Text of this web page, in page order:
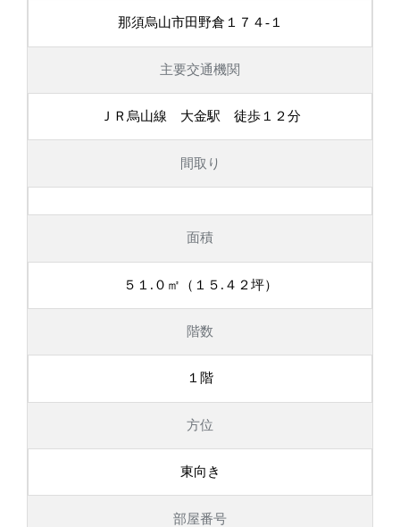
那須烏山市田野倉１７４-１
主要交通機関
ＪＲ烏山線 大金駅 徒歩１２分
間取り
面積
５１.０㎡（１５.４２坪）
階数
１階
方位
東向き
部屋番号